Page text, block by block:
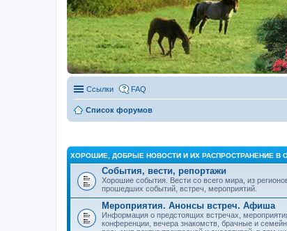
Ссылки FAQ
Список форумов
ХОРОШИЕ, ДОБРЫЕ НОВОСТИ И ИХ РАСПРОСТРАНЕНИЕ В
События, вести, репортажи
Хорошие события. Вести со всего мира, из
прошедших событий, встреч, мероприятий.
Мероприятия. Анонсы встреч. Афиша
Информация о предстоящих встречах,
конференции, вечера знакомств, брачные и